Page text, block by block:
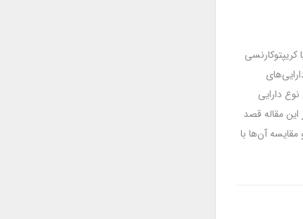
جهانی به این نوع دارایی
مقاله قصد
مقایسه آن‌ها با